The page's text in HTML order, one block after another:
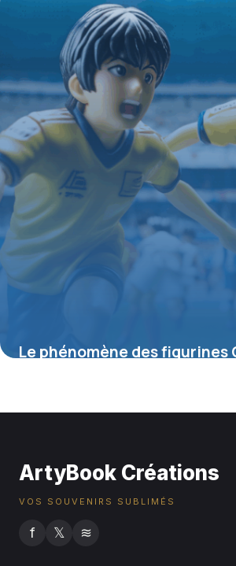
tendances
4 juillet 2025
Le phénomène des figurines
ArtyBook Créations
VOS SOUVENIRS SUBLIMÉS
f 𝕏 ≋